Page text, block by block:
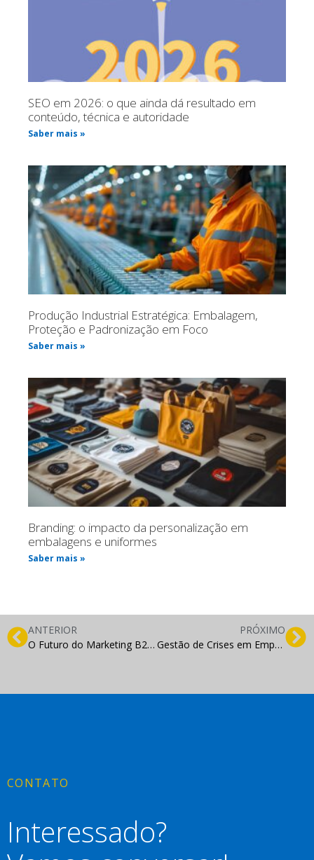
SEO em 2026: o que ainda dá resultado em
conteúdo, técnica e autoridade
Saber mais »
Produção Industrial Estratégica: Embalagem,
Proteção e Padronização em Foco
Saber mais »
Branding: o impacto da personalização em
embalagens e uniformes
Saber mais »
ANTERIOR
O Futuro do Marketing B2C: Inteligência Artificial e Automação
PRÓXIMO
Gestão de Crises em Empreendedorismo: Estratégias de Resiliência e Recuperação
CONTATO
Interessado?